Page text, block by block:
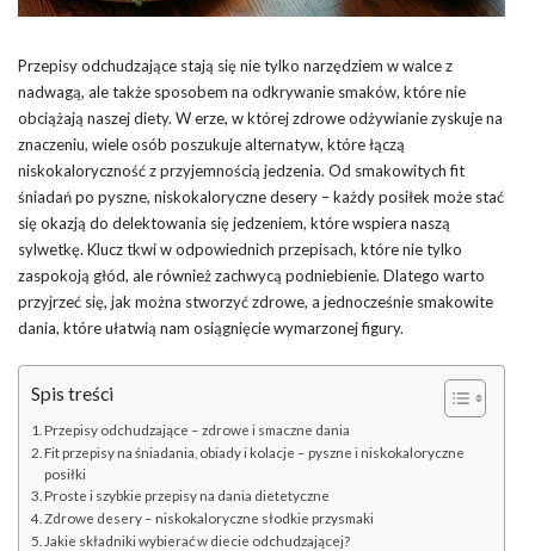
Przepisy odchudzające stają się nie tylko narzędziem w walce z
nadwagą, ale także sposobem na odkrywanie smaków, które nie
obciążają naszej diety. W erze, w której zdrowe odżywianie zyskuje na
znaczeniu, wiele osób poszukuje alternatyw, które łączą
niskokaloryczność z przyjemnością jedzenia. Od smakowitych fit
śniadań po pyszne, niskokaloryczne desery – każdy posiłek może stać
się okazją do delektowania się jedzeniem, które wspiera naszą
sylwetkę. Klucz tkwi w odpowiednich przepisach, które nie tylko
zaspokoją głód, ale również zachwycą podniebienie. Dlatego warto
przyjrzeć się, jak można stworzyć zdrowe, a jednocześnie smakowite
dania, które ułatwią nam osiągnięcie wymarzonej figury.
Spis treści
Przepisy odchudzające – zdrowe i smaczne dania
Fit przepisy na śniadania, obiady i kolacje – pyszne i niskokaloryczne
posiłki
Proste i szybkie przepisy na dania dietetyczne
Zdrowe desery – niskokaloryczne słodkie przysmaki
Jakie składniki wybierać w diecie odchudzającej?